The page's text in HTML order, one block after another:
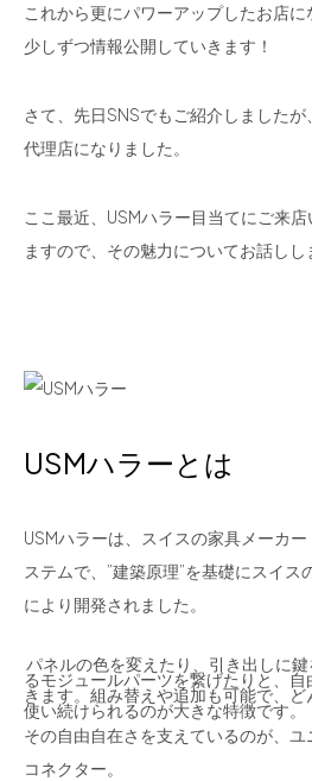
これから更にパワーアップしたお店に
少しずつ情報公開していきます！
さて、先日SNSでもご紹介しました
代理店になりました。
ここ最近、USMハラー目当てにご来
ますので、その魅力についてお話しし
USMハラーとは
USMハラーは、スイスの家具メーカー
ステムで、”建築原理”を基礎にスイス
により開発されました。
パネルの色を変えたり、引き出しに
るモジュールパーツを繋げたりと、
きます。組み替えや追加も可能で、
使い続けられるのが大きな特徴です。
その自由自在さを支えているのが、
コネクター。